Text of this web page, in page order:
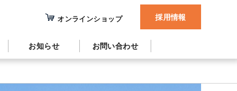
オンラインショップ 採用情報
お知らせ お問い合わせ